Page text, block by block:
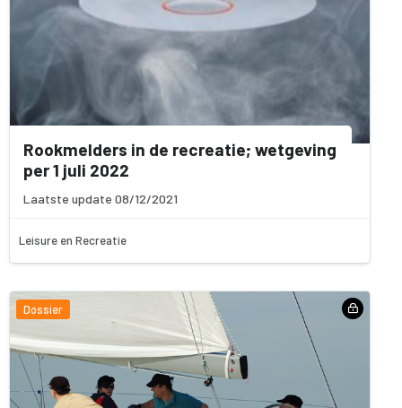
Rookmelders in de recreatie; wetgeving
per 1 juli 2022
Laatste update 08/12/2021
Leisure en Recreatie
Dossier